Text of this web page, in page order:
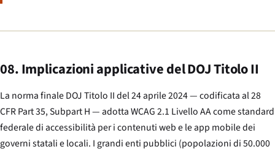
08. Implicazioni applicative del DOJ Titolo II
La norma finale DOJ Titolo II del 24 aprile 2024 — codificata al 28
CFR Part 35, Subpart H — adotta WCAG 2.1 Livello AA come standard
federale di accessibilità per i contenuti web e le app mobile dei
governi statali e locali. I grandi enti pubblici (popolazioni di 50.000